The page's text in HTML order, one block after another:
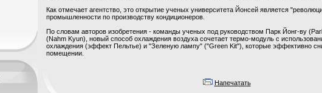
Как отмечает агентство, это открытие ученых университета Йонсей является
промышленности по производству кондиционеров.
По словам авторов изобретения - команды ученых под руководством Парк Йонг-ву
(Nahm Kyun), новый способ охлаждения воздуха сочетает термо-модуль с
охлаждения (эффект Пельтье) и "Зеленую лампу" ("Green Kit"), которые эффективно
помещении.
Напечатать